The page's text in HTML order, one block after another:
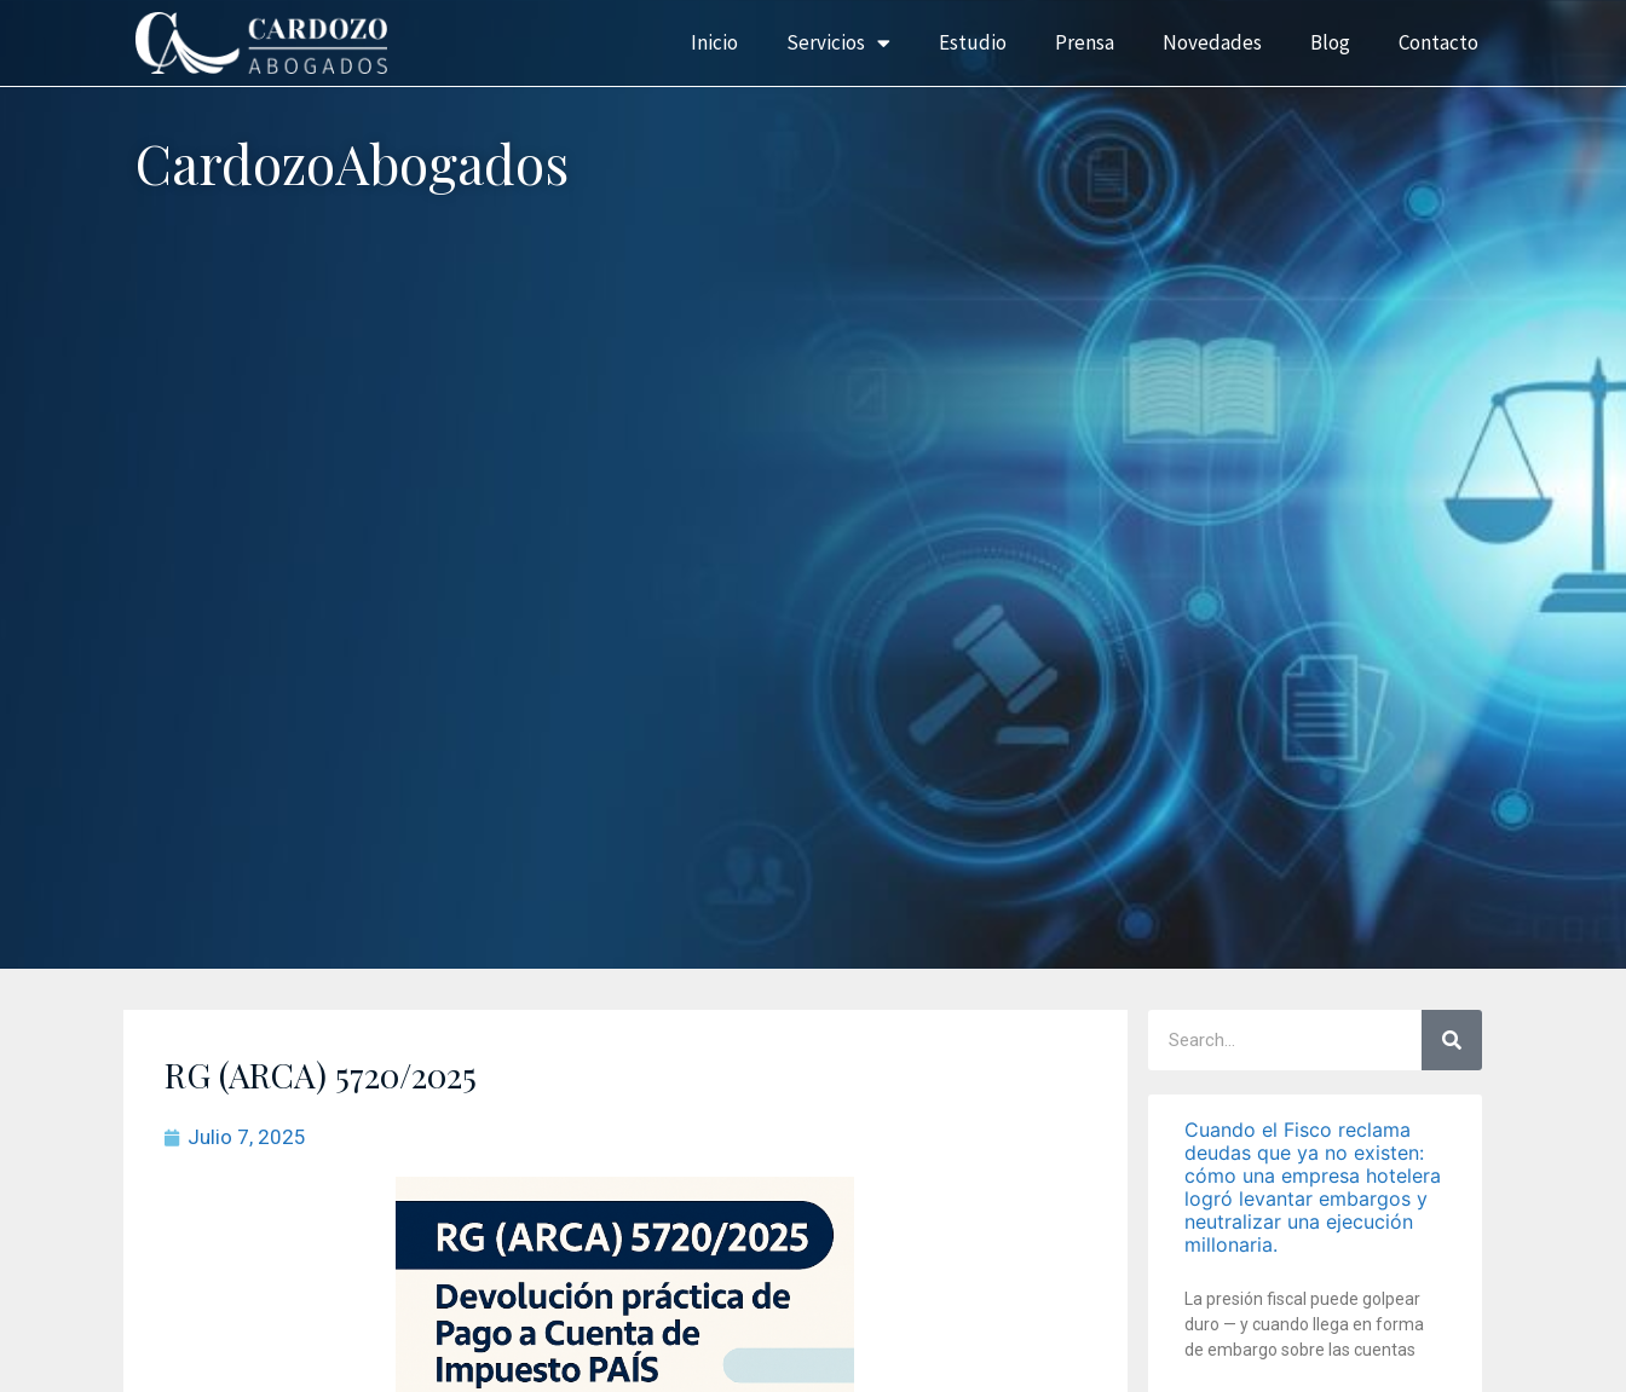
Inicio Servicios Estudio Prensa Novedades Blog Contacto
CardozoAbogados
RG (ARCA) 5720/2025
Julio 7, 2025
Cuando el Fisco reclama
deudas que ya no existen:
cómo una empresa hotelera
logró levantar embargos y
neutralizar una ejecución
millonaria.
La presión fiscal puede golpear
duro — y cuando llega en forma
de embargo sobre las cuentas